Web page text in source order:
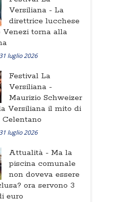
Versiliana - La
direttrice lucchese
Venezi torna alla
luglio 2026
Festival La
Versiliana -
Maurizio Schweizer
Versiliana il mito di
luglio 2026
Attualità - Ma la
piscina comunale
non doveva essere
ora servono 3
euro